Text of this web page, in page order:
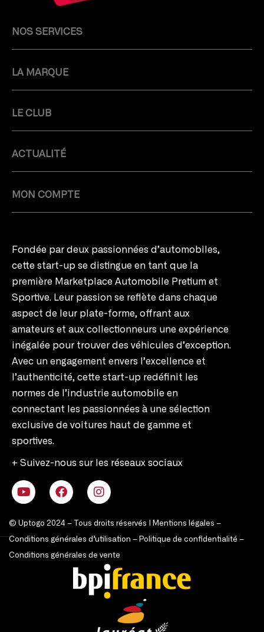
NOS SERVICES
LA MARQUE
LE CLUB
ACTUALITÉ
MON COMPTE
Fondée par deux passionnées d’automobiles,
cette start-up se distingue en tant que la
première Marketplace Automobile Pretium et
Sportive. Leur passion se reflète dans chaque
aspect de leur plate-forme, offrant aux
amateurs et aux collectionneurs une expérience
inégalée pour trouver des véhicules d’exception.
Avec un engagement envers l’excellence et
l’authenticité, cette start-up redéfinit les
normes de l’industrie automobile en
connectant les passionnées à une sélection
exclusive de voitures haut de gamme et
sportives.
+ Suivez-nous sur les réseaux sociaux
© Uptogo 2024 – Tous droits réservés | Mentions légales –
Conditions générales d’utilisation – Politique de confidentialité –
Conditions générales de vente